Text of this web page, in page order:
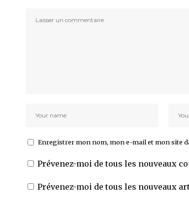
Enregistrer mon nom, mon e-mail et mon site
Prévenez-moi de tous les nouveaux
Prévenez-moi de tous les nouveaux